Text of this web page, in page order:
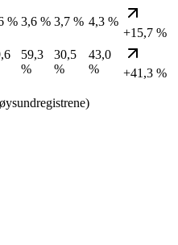
% 3,6 % 3,7 % 4,3 %
+15,7 %
59,3
%
30,5
%
43,0
%
+41,3 %